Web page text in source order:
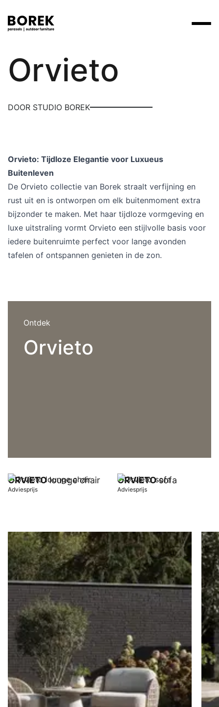
Producten
Parasols
Stoelen
Ligbedden
Overig
Deals
Collecties
Merken
Yoi
VerkooppuntenVerkooppunten zoeken
Designers
Prijscatalogi
Flagship stores
Contact
Nieuws
Events
Zoek
Max & Luuk
Orvieto
DOOR STUDIO BOREK
Orvieto: Tijdloze Elegantie voor Luxueus
Buitenleven
De Orvieto collectie van Borek straalt verfijning en
rust uit en is ontworpen om elk buitenmoment extra
bijzonder te maken. Met haar tijdloze vormgeving en
luxe uitstraling vormt Orvieto een stijlvolle basis voor
iedere buitenruimte perfect voor lange avonden
tafelen of ontspannen genieten in de zon.
Ontdek
Orvieto
ORVIETOlounge chair
Adviesprijs
ORVIETOsofa
Adviesprijs